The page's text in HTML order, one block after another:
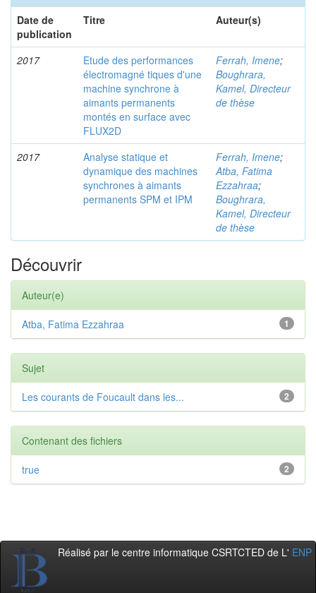
Date de
publication
Titre Auteur(s)
2017
Etude des performances
électromagné tiques d'une
machine synchrone à
aimants permanents
montés en surface avec
FLUX2D
Ferrah, Imene;
Boughrara,
Kamel, Directeur
de thèse
2017
Analyse statique et
dynamique des machines
synchrones à aimants
permanents SPM et IPM
Ferrah, Imene;
Atba, Fatima
Ezzahraa;
Boughrara,
Kamel, Directeur
de thèse
Découvrir
Auteur(e)
1
Atba, Fatima Ezzahraa
Sujet
2
Les courants de Foucault dans les...
Contenant des fichiers
2
true
Réalisé par le centre informatique CSRTCTED de L' ENP